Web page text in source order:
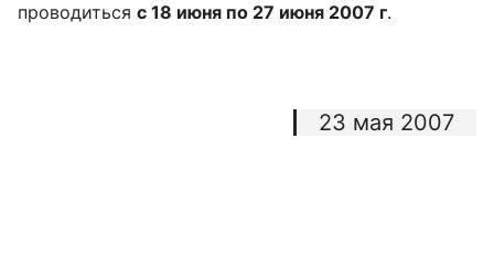
проводиться с 18 июня по 27 июня 2007 г.
23 мая 2007